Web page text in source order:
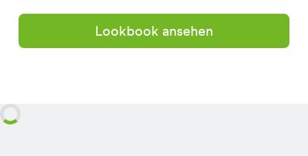
Lookbook ansehen